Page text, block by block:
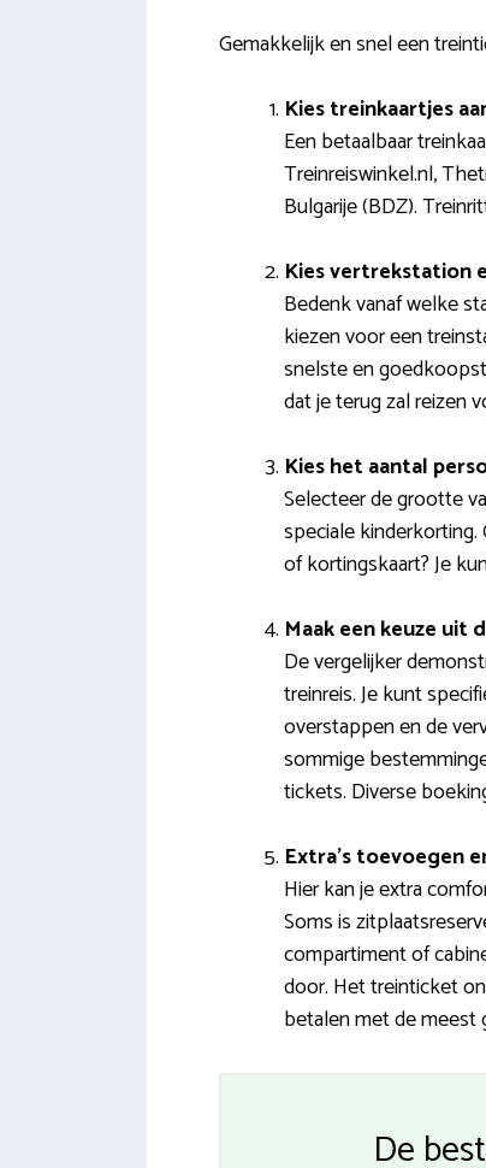
Gemakkelijk en snel een
Kies treinkaartjes
Een betaalbaar
Treinreiswinkel.nl,
Bulgarije (BDZ).
Kies vertrekstation
Bedenk vanaf welke
kiezen voor een
snelste en
dat je terug zal reizen
Kies het aantal
Selecteer de grootte
speciale
of kortingskaart? Je
Maak een keuze uit
De vergelijker
treinreis. Je kunt
overstappen en de
sommige
tickets. Diverse
Extra’s toevoegen
Hier kan je extra
Soms is
compartiment of
door. Het treinticket
betalen met de meest
De